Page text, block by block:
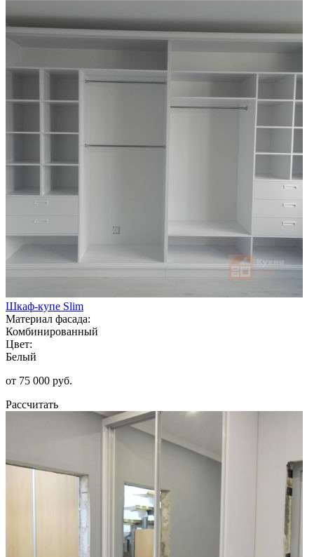
Шкаф-купе Slim
Материал фасада:
Комбинированный
Цвет:
Белый
от 75 000 руб.
Рассчитать